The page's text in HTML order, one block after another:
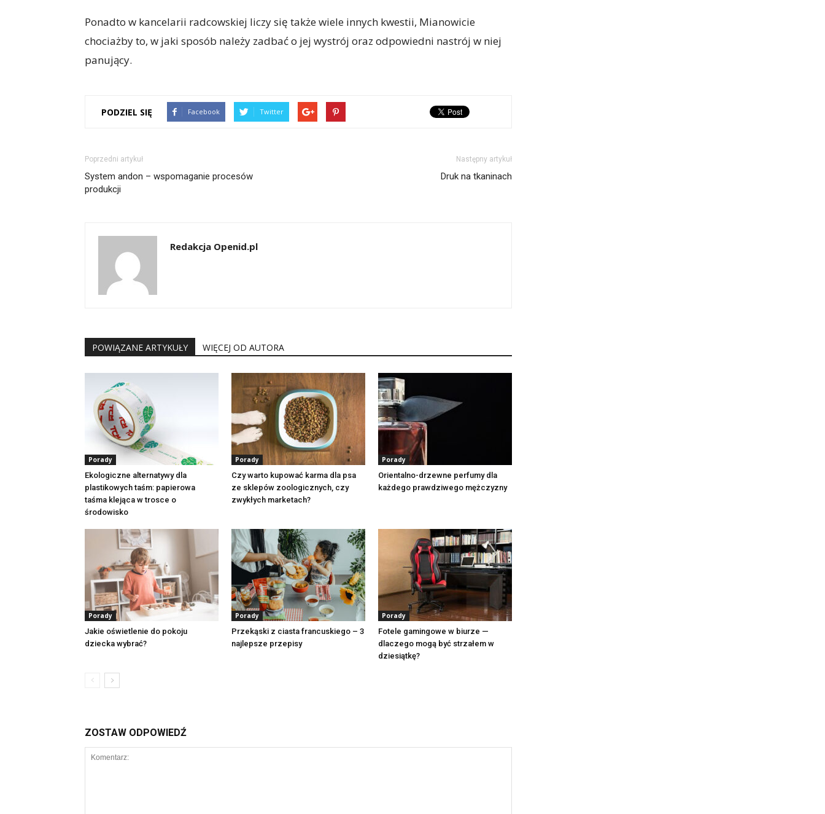
Ponadto w kancelarii radcowskiej liczy się także wiele innych kwestii, Mianowicie
chociażby to, w jaki sposób należy zadbać o jej wystrój oraz odpowiedni nastrój w niej
panujący.
PODZIEL SIĘ Facebook Twitter
Poprzedni artykuł
System andon – wspomaganie procesów
produkcji
Następny artykuł
Druk na tkaninach
Redakcja Openid.pl
POWIĄZANE ARTYKUŁY WIĘCEJ OD AUTORA
Porady
Ekologiczne alternatywy dla
plastikowych taśm: papierowa
taśma klejąca w trosce o
środowisko
Porady
Czy warto kupować karma dla psa
ze sklepów zoologicznych, czy
zwykłych marketach?
Porady
Orientalno-drzewne perfumy dla
każdego prawdziwego mężczyzny
Porady
Jakie oświetlenie do pokoju
dziecka wybrać?
Porady
Przekąski z ciasta francuskiego – 3
najlepsze przepisy
Porady
Fotele gamingowe w biurze —
dlaczego mogą być strzałem w
dziesiątkę?
ZOSTAW ODPOWIEDŹ